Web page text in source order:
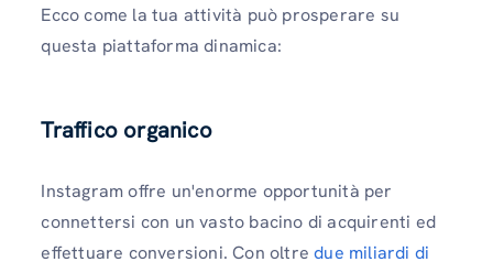
Ecco come la tua attività può prosperare su
questa piattaforma dinamica:
Traffico organico
Instagram offre un'enorme opportunità per
connettersi con un vasto bacino di acquirenti ed
effettuare conversioni. Con oltredue miliardi di